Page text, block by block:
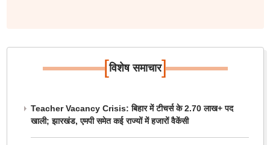
[विशेष समाचार]
Teacher Vacancy Crisis: बिहार में टीचर्स के 2.70 लाख+ पद
खाली; झारखंड, एमपी समेत कई राज्यों में हजारों वैकेंसी